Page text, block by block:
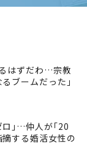
はずだわ…宗教
ブームだった｣
ロ｣…仲人が｢20
する婚活女性の